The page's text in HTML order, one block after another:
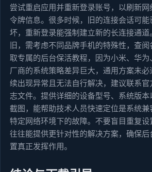
尝试重启应用并重新登录账号，以刷新网
令牌信息。很多时候，旧的连接会话可能
坏，重新登录能强制建立新的长连接通道
旧，需考虑不同品牌手机的特殊性，查
取专属的后台保活教程，因为小米、华为
厂商的系统策略差异巨大，通用方案未必
续出现异常且无法自行解决，建议联系官
志文件。提供详细的设备型号、系统版本
截图，能帮助技术人员快速定位是系统兼
特定网络环境下的故障。不要盲目重复设
往往能提供更针对性的解决方案，确保后
置真正发挥作用。